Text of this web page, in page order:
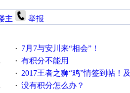
主 举报
· 7月7与安川来“相会”！
· 有积分不能用
· 2017王者之狮“鸡”情签到帖！及时更新在线研讨会预告
· 没有积分怎么办？